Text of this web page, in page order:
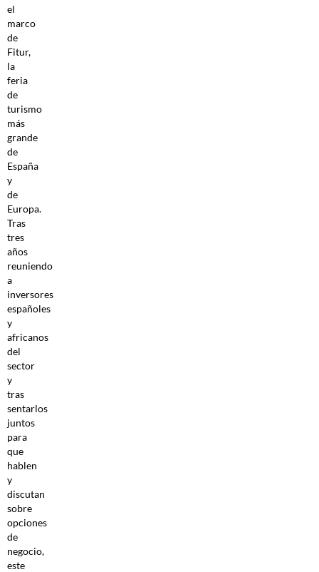
el
marco
de
Fitur,
la
feria
de
turismo
más
grande
de
España
y
de
Europa.
Tras
tres
años
reuniendo
a
inversores
españoles
y
africanos
del
sector
y
tras
sentarlos
juntos
para
que
hablen
y
discutan
sobre
opciones
de
negocio,
este